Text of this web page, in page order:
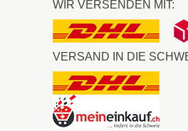
WIR VERSENDEN MIT:
VERSAND IN DIE